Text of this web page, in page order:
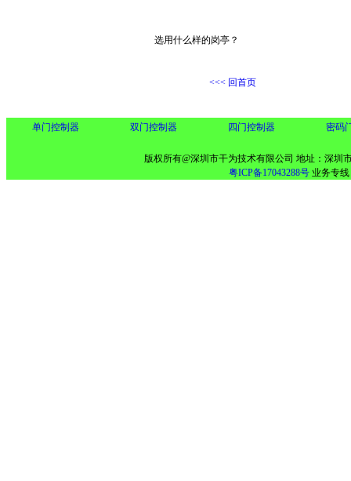
选用什么样的岗亭？
<<< 回首页
单门控制器 双门控制器 四门控制器 密码
版权所有@深圳市干为技术有限公司 地址：深圳
粤ICP备17043288号业务专线